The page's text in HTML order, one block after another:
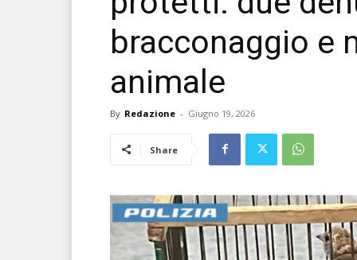
bracconaggio e
animale
By Redazione - Giugno 19, 2026
Share